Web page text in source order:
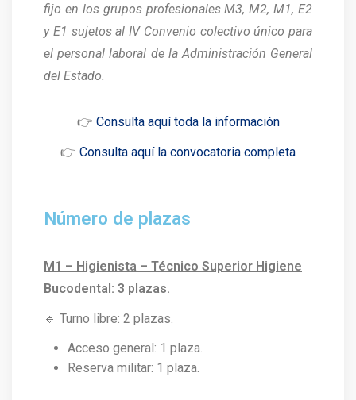
fijo en los grupos profesionales M3, M2, M1, E2
y E1 sujetos al IV Convenio colectivo único para
el personal laboral de la Administración General
del Estado.
👉 Consulta aquí toda la información
👉 Consulta aquí la convocatoria completa
Número de plazas
M1 – Higienista – Técnico Superior Higiene
Bucodental : 3 plazas.
🔹 Turno libre: 2 plazas.
Acceso general: 1 plaza.
Reserva militar: 1 plaza.